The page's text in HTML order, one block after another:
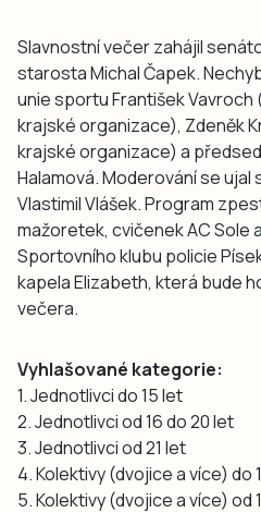
Slavnostní večer zahájil
starosta Michal Čapek.
unie sportu František
krajské organizace), Zdeněk
krajské organizace) a
Halamová. Moderování se
Vlastimil Vlášek. Program
mažoretek, cvičenek AC Sole
Sportovního klubu policie
kapela Elizabeth, která bude
večera.
Vyhlašované kategorie:
1. Jednotlivci do 15 let
2. Jednotlivci od 16 do 20 let
3. Jednotlivci od 21 let
4. Kolektivy (dvojice a více) do
5. Kolektivy (dvojice a více) od